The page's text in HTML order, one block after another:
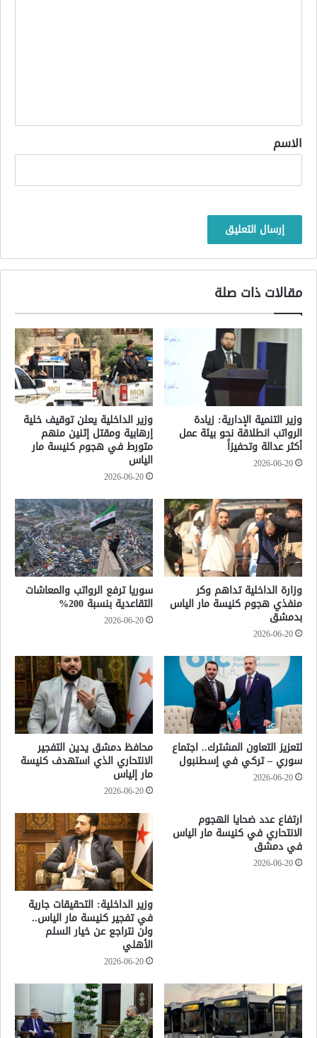
*
الاسم
مقالات ذات صلة
وزير التنمية الإدارية: زيادة
الرواتب انطلاقة نحو بيئة عمل
أكثر عدالة وتحفيزاً
2026-06-20
وزير الداخلية يعلن توقيف خلية
إرهابية ومقتل إثنين منهم
متورط في هجوم كنيسة مار
الياس
2026-06-20
وزارة الداخلية تداهم وكر
منفذي هجوم كنيسة مار الياس
بدمشق
2026-06-20
سوريا ترفع الرواتب والمعاشات
التقاعدية بنسبة 200%
2026-06-20
لتعزيز التعاون المشترك.. اجتماع
سوري – تركي في إسطنبول
2026-06-20
محافظ دمشق يدين التفجير
الانتحاري الذي استهدف كنيسة
مار إلياس
2026-06-20
ارتفاع عدد ضحايا الهجوم
الانتحاري في كنيسة مار الياس
في دمشق
2026-06-20
وزير الداخلية: التحقيقات جارية
في تفجير كنيسة مار الياس..
ولن نتراجع عن خيار السلم
الأهلي
2026-06-20